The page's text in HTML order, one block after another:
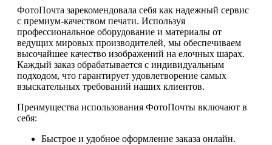
ФотоПочта зарекомендовала себя как надежный сервис
с премиум-качеством печати. Используя
профессиональное оборудование и материалы от
ведущих мировых производителей, мы обеспечиваем
высочайшее качество изображений на елочных шарах.
Каждый заказ обрабатывается с индивидуальным
подходом, что гарантирует удовлетворение самых
взыскательных требований наших клиентов.
Преимущества использования ФотоПочты включают в
себя:
Быстрое и удобное оформление заказа онлайн.